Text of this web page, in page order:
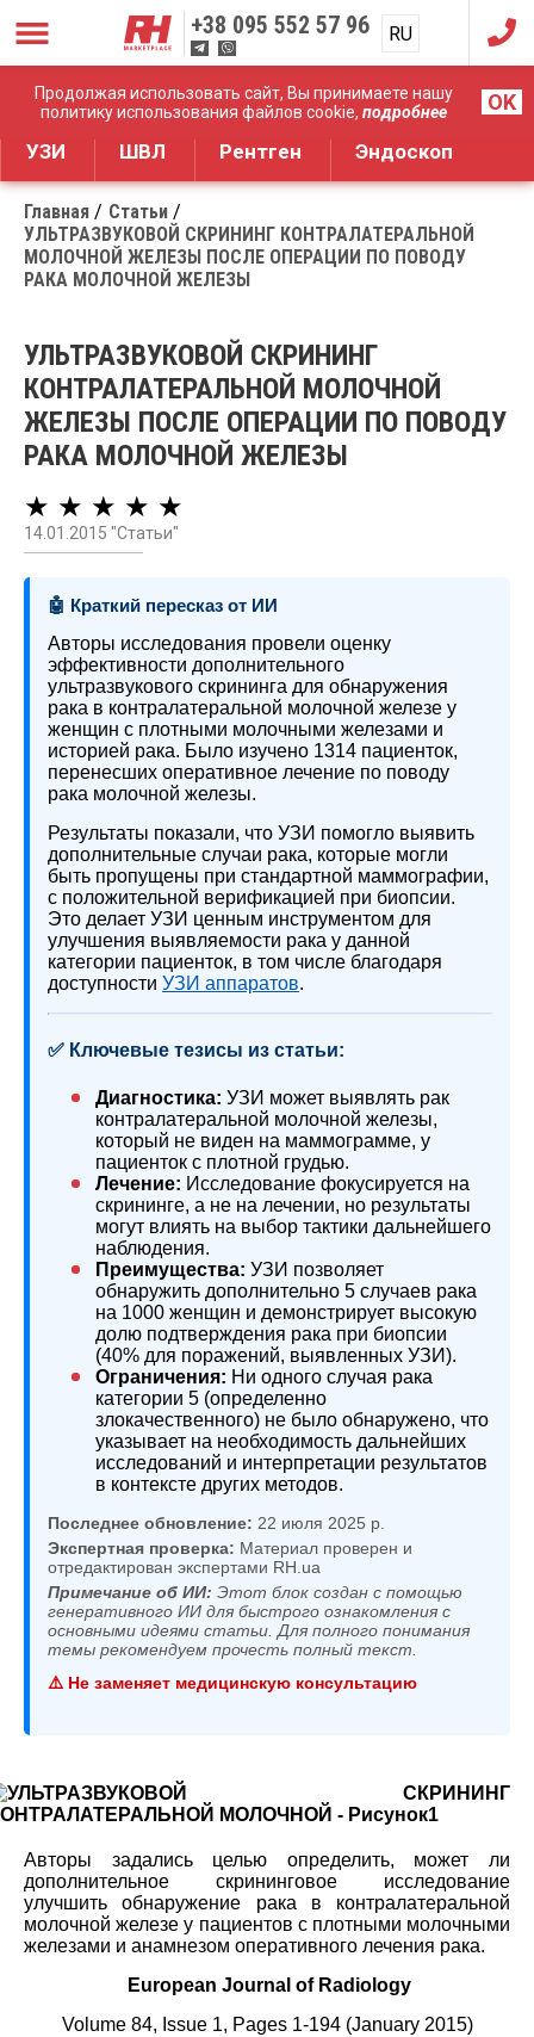
Продолжая использовать сайт, Вы принимаете нашу
политику использования файлов cookie, подробнее OK
+38 095 552 57 96 RU
UA
Дистрибуция медицинского оборудования
УЗИ ШВЛ Рентген Эндоскоп
Главная
Статьи
УЛЬТРАЗВУКОВОЙ СКРИНИНГ КОНТРАЛАТЕРАЛЬНОЙ
МОЛОЧНОЙ ЖЕЛЕЗЫ ПОСЛЕ ОПЕРАЦИИ ПО ПОВОДУ
РАКА МОЛОЧНОЙ ЖЕЛЕЗЫ
УЛЬТРАЗВУКОВОЙ СКРИНИНГ
КОНТРАЛАТЕРАЛЬНОЙ МОЛОЧНОЙ
ЖЕЛЕЗЫ ПОСЛЕ ОПЕРАЦИИ ПО ПОВОДУ
РАКА МОЛОЧНОЙ ЖЕЛЕЗЫ
★ ★ ★ ★ ★
14.01.2015 "Статьи"
🤖 Краткий пересказ от ИИ
Авторы исследования провели оценку
эффективности дополнительного
ультразвукового скрининга для обнаружения
рака в контралатеральной молочной железе у
женщин с плотными молочными железами и
историей рака. Было изучено 1314 пациенток,
перенесших оперативное лечение по поводу
рака молочной железы.
Результаты показали, что УЗИ помогло выявить
дополнительные случаи рака, которые могли
быть пропущены при стандартной маммографии,
с положительной верификацией при биопсии.
Это делает УЗИ ценным инструментом для
улучшения выявляемости рака у данной
категории пациенток, в том числе благодаря
доступности УЗИ аппаратов.
✅ Ключевые тезисы из статьи:
Диагностика: УЗИ может выявлять рак
контралатеральной молочной железы,
который не виден на маммограмме, у
пациенток с плотной грудью.
Лечение: Исследование фокусируется на
скрининге, а не на лечении, но результаты
могут влиять на выбор тактики дальнейшего
наблюдения.
Преимущества: УЗИ позволяет
обнаружить дополнительно 5 случаев рака
на 1000 женщин и демонстрирует высокую
долю подтверждения рака при биопсии
(40% для поражений, выявленных УЗИ).
Ограничения: Ни одного случая рака
категории 5 (определенно
злокачественного) не было обнаружено, что
указывает на необходимость дальнейших
исследований и интерпретации результатов
в контексте других методов.
Последнее обновление: 22 июля 2025 р.
Экспертная проверка: Материал проверен и
отредактирован экспертами RH.ua
Примечание об ИИ: Этот блок создан с помощью
генеративного ИИ для быстрого ознакомления с
основными идеями статьи. Для полного понимания
темы рекомендуем прочесть полный текст.
⚠️ Не заменяет медицинскую консультацию
Авторы задались целью определить, может ли
дополнительное скрининговое исследование
улучшить обнаружение рака в контралатеральной
молочной железе у пациентов с плотными молочными
железами и анамнезом оперативного лечения рака.
European Journal of Radiology
Volume 84, Issue 1, Pages 1-194 (January 2015)